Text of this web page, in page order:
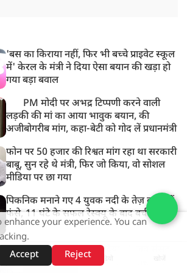
कार में लगी आग, युवक की जिंदा जलकर
'बस का किराया नहीं, फिर भी बच्चे प्राइवेट स्कूल
में' केरल के मंत्री ने दिया ऐसा बयान की खड़ा हो
गया बड़ा बवाल
PM मोदी पर अभद्र टिप्पणी करने वाली
लड़की की मां का आया भावुक बयान, की
अजीबोगरीब मांग, कहा-बेटी को गोद लें प्रधानमंत्री
फोन पर 50 हजार की रिश्वत मांग रहा था सरकारी
बाबू, सुन रहे थे मंत्री, फिर जो किया, वो सोशल
मीडिया पर छा गया
पिकनिक मनाने गए 4 युवक नदी के तेज़ बहाव में
फंसे, 11 घंटे के सफल रेस्क्यू के बाद बची जान
‘आप लोगों ने दीदी को भगा दिया…’, जब संसद
में प्रियंका गांधी से भिड़ गए ममता के सांसद, देखें
enhance your experience. You can
Accept
Reject